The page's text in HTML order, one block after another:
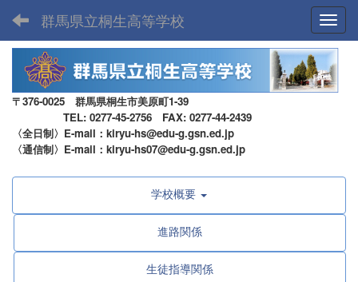
群馬県立桐生高等学校
〒376-0025 群馬県桐生市美原町1-39
TEL: 0277-45-2756 FAX: 0277-44-2439
〈全日制〉E-mail：kiryu-hs@edu-g.gsn.ed.jp
〈通信制〉E-mail：kiryu-hs07@edu-g.gsn.ed.jp
学校概要
進路関係
生徒指導関係